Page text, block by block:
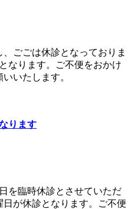
ごごは休診となっておりま
なります。ご不便をおかけ
いたします。
ります
を臨時休診とさせていただ
が休診となります。ご不便